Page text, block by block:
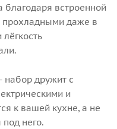
встроенной
прохладными даже в
набор дружит с
и
к вашей кухне, а не
под него.